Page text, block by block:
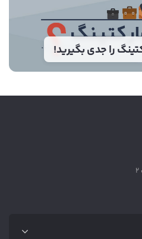
را جدی بگیرید!